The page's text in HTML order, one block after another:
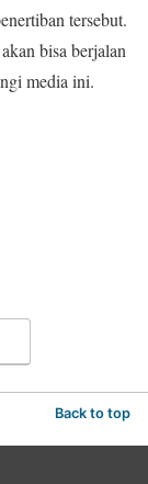
tersebut.
bisa berjalan
media ini.
Back to top